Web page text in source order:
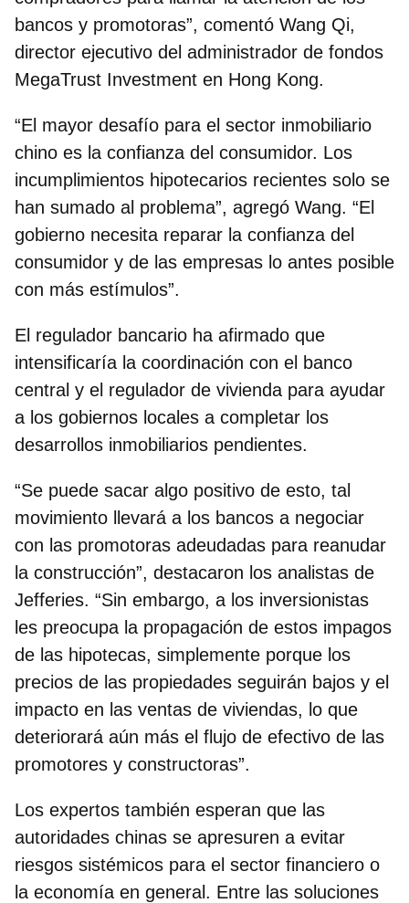
bancos y promotoras”, comentó Wang Qi,
director ejecutivo del administrador de fondos
MegaTrust Investment en Hong Kong.
“El mayor desafío para el sector inmobiliario
chino es la confianza del consumidor. Los
incumplimientos hipotecarios recientes solo se
han sumado al problema”, agregó Wang. “El
gobierno necesita reparar la confianza del
consumidor y de las empresas lo antes posible
con más estímulos”.
El regulador bancario ha afirmado que
intensificaría la coordinación con el banco
central y el regulador de vivienda para ayudar
a los gobiernos locales a completar los
desarrollos inmobiliarios pendientes.
“Se puede sacar algo positivo de esto, tal
movimiento llevará a los bancos a negociar
con las promotoras adeudadas para reanudar
la construcción”, destacaron los analistas de
Jefferies. “Sin embargo, a los inversionistas
les preocupa la propagación de estos impagos
de las hipotecas, simplemente porque los
precios de las propiedades seguirán bajos y el
impacto en las ventas de viviendas, lo que
deteriorará aún más el flujo de efectivo de las
promotores y constructoras”.
Los expertos también esperan que las
autoridades chinas se apresuren a evitar
riesgos sistémicos para el sector financiero o
la economía en general. Entre las soluciones